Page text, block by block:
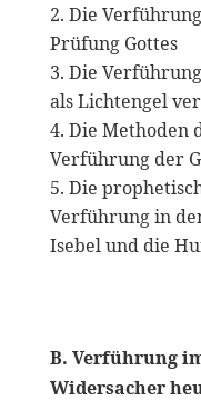
Die
Prüfung Gottes
Die
als Lichtengel
Die Methoden
Verführung der
Die
Verführung in
Isebel und die
B. Verführung
Widersacher